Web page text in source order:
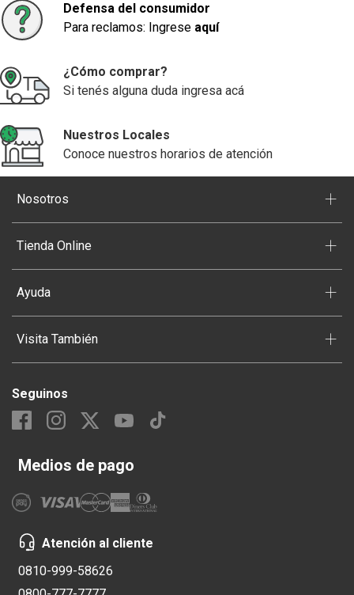
Defensa del consumidor
Para reclamos: Ingrese aquí
¿Cómo comprar?
Si tenés alguna duda ingresa acá
Nuestros Locales
Conoce nuestros horarios de atención
Nosotros +
Tienda Online +
Ayuda +
Visita También +
Seguinos
Medios de pago
Atención al cliente
0810-999-58626